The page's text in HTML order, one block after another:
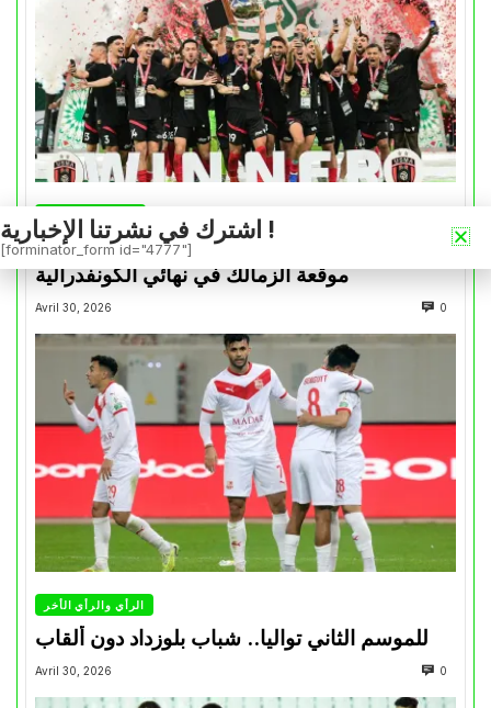
التتويج بالكأس.. دفعة معنوية لإتحاد العاصمة قبل
موقعة الزمالك في نهائي الكونفدرالية
Avril 30, 2026 0
الرأي والرأي الأخر
للموسم الثاني تواليا.. شباب بلوزداد دون ألقاب
Avril 30, 2026 0
اشترك في نشرتنا الإخبارية !
[forminator_form id="4777"]